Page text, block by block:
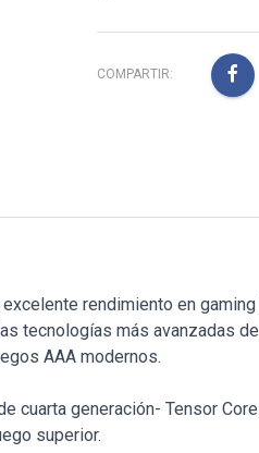
COMPARTIR:
rendimiento en
tecnologías más avanzadas
AAA modernos.
cuarta generación- Tensor
superior.